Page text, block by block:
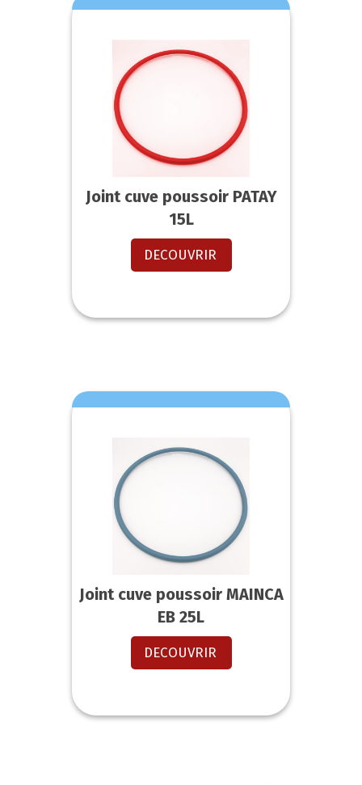
Joint cuve poussoir PATAY
15L
DECOUVRIR
Joint cuve poussoir MAINCA
EB 25L
DECOUVRIR